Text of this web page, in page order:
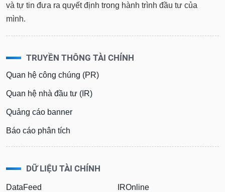
và tự tin đưa ra quyết định trong hành trình đầu tư của
mình.
TRUYỀN THÔNG TÀI CHÍNH
Quan hệ công chúng (PR)
Quan hệ nhà đầu tư (IR)
Quảng cáo banner
Báo cáo phân tích
DỮ LIỆU TÀI CHÍNH
DataFeed
IROnline